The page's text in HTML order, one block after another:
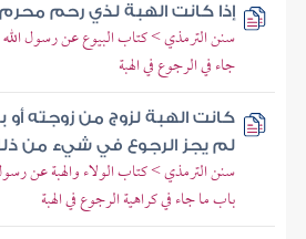
إذا كانت الهبة لذي رحم
سنن الترمذي > كتاب البيوع عن رسول
جاء في الرجوع في الهبة
كانت الهبة لزوج من زوجته
لم يجز الرجوع في شيء من
سنن الترمذي > كتاب الولاء والهبة عن
باب ما جاء في كراهية الرجوع في الهبة